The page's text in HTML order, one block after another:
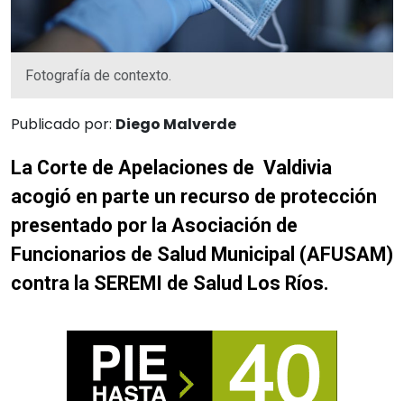
Fotografía de contexto.
Publicado por: Diego Malverde
La Corte de Apelaciones de Valdivia
acogió en parte un recurso de protección
presentado por la Asociación de
Funcionarios de Salud Municipal (AFUSAM)
contra la SEREMI de Salud Los Ríos.